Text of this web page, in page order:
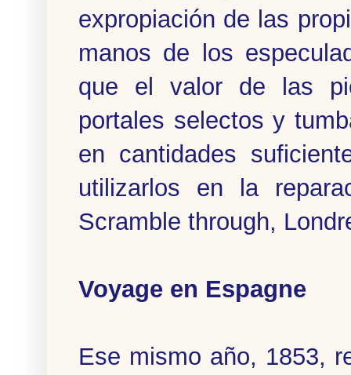
expropiación de las
manos de los
que el valor de las
portales selectos y
en cantidades
utilizarlos en la
Scramble through,
Voyage en Espagne
Ese mismo año, 1853,